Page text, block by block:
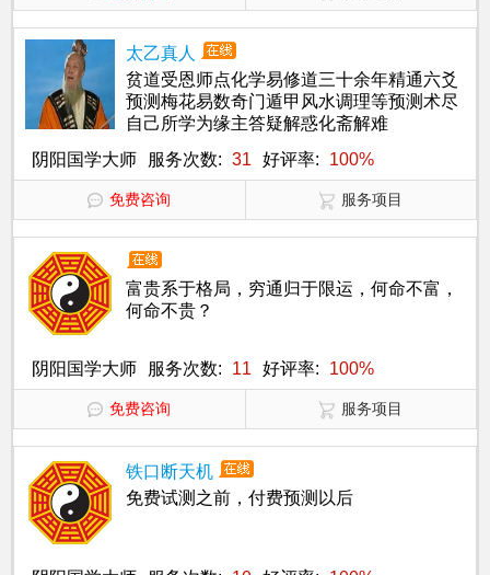
太乙真人
贫道受恩师点化学易修道三十余年精通六爻
预测梅花易数奇门遁甲风水调理等预测术尽
自己所学为缘主答疑解惑化斋解难
阴阳国学大师
服务次数: 31 好评率: 100%
免费咨询 服务项目
富贵系于格局，穷通归于限运，何命不富，
何命不贵？
阴阳国学大师 服务次数: 11 好评率: 100%
免费咨询 服务项目
铁口断天机
免费试测之前，付费预测以后